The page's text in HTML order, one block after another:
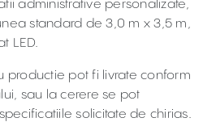
administrative personalizate,
standard de 3,0 m x 3,5 m,
LED.
productie pot fi livrate conform
sau la cerere se pot
solicitate de chirias.